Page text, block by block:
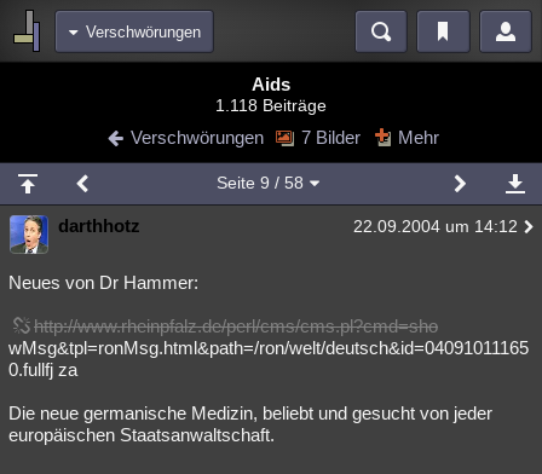
Verschwörungen
Blogs Videos
Chat Wiki Neuigkeiten
meine Rubriken
Menschen Wissenschaft Mystery Kriminalfälle
Spiritualität Verschwörungen
Natur Umfragen Unterhaltung
weitere Rubriken
Astronomie Helpdesk Gruppen
Aids
1.118 Beiträge
Verschwörungen 7 Bilder Mehr
Seite 9 / 58
darthhotz 22.09.2004 um 14:12
Neues von Dr Hammer:
http://www.rheinpfalz.de/perl/cms/cms.pl?cmd=sho
wMsg&tpl=ronMsg.html&path=/ron/welt/deutsch&id=04091011165
0.fullfj za
Die neue germanische Medizin, beliebt und gesucht von jeder
europäischen Staatsanwaltschaft.